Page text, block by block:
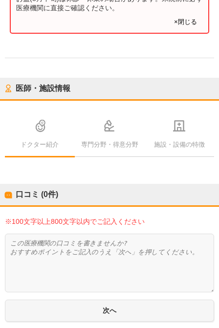
医療機関に直接ご確認ください。
×閉じる
医師・施設情報
ドクター紹介 専門分野・得意分野 施設・設備の特徴
口コミ (0件)
※100文字以上800文字以内でご記入ください